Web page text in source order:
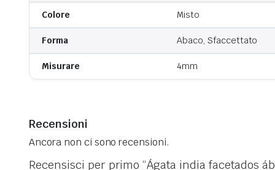
Colore Misto
Forma Abaco, Sfaccettato
Misurare 4mm
Recensioni
Ancora non ci sono recensioni.
Recensisci per primo “Ágata india facetados